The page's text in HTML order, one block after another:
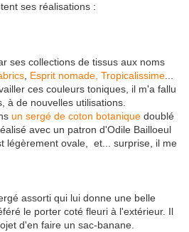
ses réalisations :
ses collections de tissus aux noms
Esprit nomade, Tropicalissime
ces couleurs toniques, il m'a fallu
à de nouvelles utilisations.
un sergé de coton botanique doublé
avec un patron d'Odile Bailloeul
légèrement ovale, et... surprise, il me
assorti qui lui donne une belle
le porter coté fleuri à l'extérieur. Il
d'en faire un sac-banane.